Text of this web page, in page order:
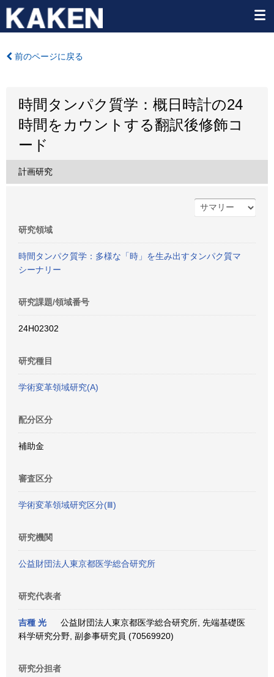
前のページに戻る
時間タンパク質学：概日時計の24
時間をカウントする翻訳後修飾コ
ード
計画研究
研究領域
時間タンパク質学：多様な「時」を生み出すタンパク質マ
シーナリー
研究課題/領域番号
24H02302
研究種目
学術変革領域研究(A)
配分区分
補助金
審査区分
学術変革領域研究区分(Ⅲ)
研究機関
公益財団法人東京都医学総合研究所
研究代表者
吉種 光
公益財団法人東京都医学総合研究所, 先端基礎医
科学研究分野, 副参事研究員 (70569920)
研究分担者